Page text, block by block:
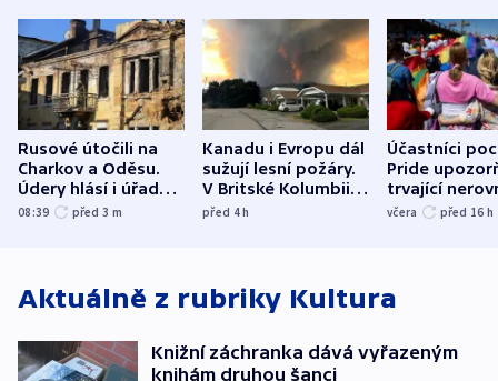
Rusové útočili na
Charkov a Oděsu.
Údery hlásí i úřady v
Bělgorodu
08:39 před 3 m
Kanadu i Evropu dál
sužují lesní požáry.
V Britské Kolumbii
evakuovali tisíce lidí
před 4h
Účastníci
Pride
trvající
včera před 16 h
Aktuálně z rubriky Kultura
Knižní záchranka dává vyřazeným
knihám druhou šanci